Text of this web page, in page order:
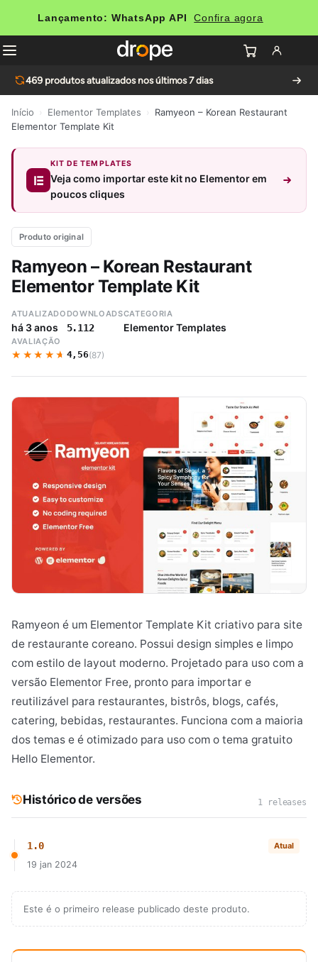
Lançamento: WhatsApp API Confira agora
469 produtos atualizados nos últimos 7 dias
Início Elementor Templates
Ramyeon – Korean Restaurant
Elementor Template Kit
KIT DE TEMPLATES
Veja como importar este kit no Elementor em
poucos cliques
Produto original
Ramyeon – Korean Restaurant
Elementor Template Kit
ATUALIZADO
há 3 anos
DOWNLOADS
5.112
CATEGORIA
Elementor Templates
AVALIAÇÃO
★★★★★
★★★★★ 4,56(87)
Ramyeon é um Elementor Template Kit criativo para site
de restaurante coreano. Possui design simples e limpo
com estilo de layout moderno. Projetado para uso com a
versão Elementor Free, pronto para importar e
reutilizável para restaurantes, bistrôs, blogs, cafés,
catering, bebidas, restaurantes. Funciona com a maioria
dos temas e é otimizado para uso com o tema gratuito
Hello Elementor.
Histórico de versões 1 releases
1.0 Atual
19 jan 2024
Este é o primeiro release publicado deste produto.